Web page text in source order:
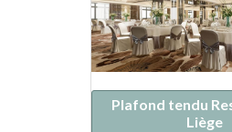
Plafond tendu
Liège